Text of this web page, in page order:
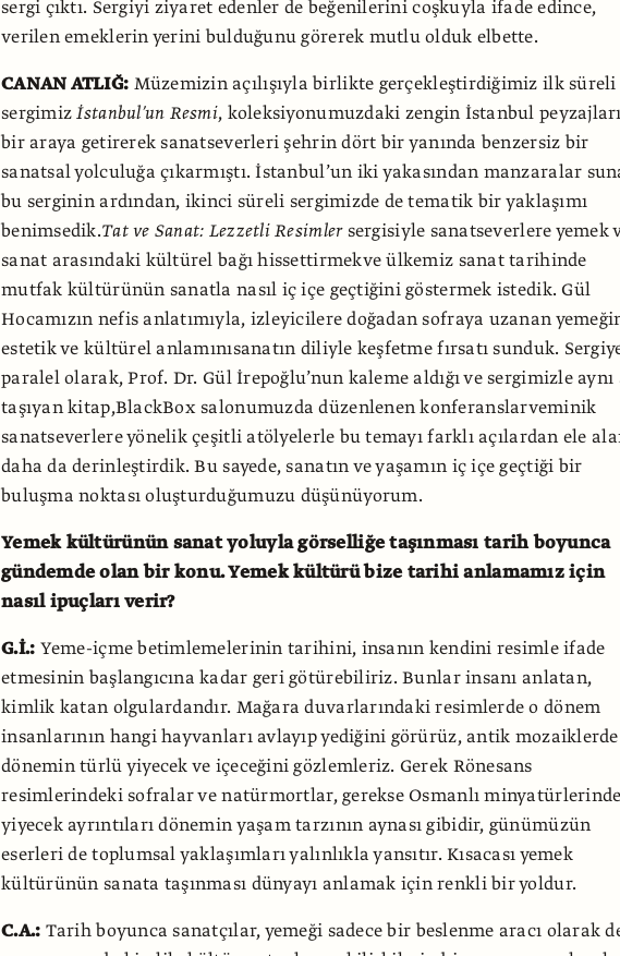
sergi çıktı. Sergiyi ziyaret edenler de beğenilerini coşkuyla ifade edince,
verilen emeklerin yerini bulduğunu görerek mutlu olduk elbette.
CANAN ATLIĞ: Müzemizin açılışıyla birlikte gerçekleştirdiğimiz ilk süreli
sergimizİstanbul’un Resmi, koleksiyonumuzdaki zengin İstanbul
bir araya getirerek sanatseverleri şehrin dört bir yanında benzersiz bir
sanatsal yolculuğa çıkarmıştı. İstanbul’un iki yakasından manzaralar
bu serginin ardından, ikinci süreli sergimizde de tematik bir yaklaşımı
benimsedik.Tat ve Sanat: Lezzetli Resimlersergisiyle sanatseverlere yemek
sanat arasındaki kültürel bağı hissettirmekve ülkemiz sanat tarihinde
mutfak kültürünün sanatla nasıl iç içe geçtiğini göstermek istedik. Gül
Hocamızın nefis anlatımıyla, izleyicilere doğadan sofraya uzanan
estetik ve kültürel anlamınısanatın diliyle keşfetme fırsatı sunduk.
paralel olarak, Prof. Dr. Gül İrepoğlu’nun kaleme aldığı ve sergimizle aynı
taşıyan kitap,BlackBox salonumuzda düzenlenen konferanslarveminik
sanatseverlere yönelik çeşitli atölyelerle bu temayı farklı açılardan ele
daha da derinleştirdik. Bu sayede, sanatın ve yaşamın iç içe geçtiği bir
buluşma noktası oluşturduğumuzu düşünüyorum.
Yemek kültürünün sanat yoluyla görselliğe taşınması tarih boyunca
gündemde olan bir konu. Yemek kültürü bize tarihi anlamamız için
nasıl ipuçları verir?
G.İ.: Yeme-içme betimlemelerinin tarihini, insanın kendini resimle ifade
etmesinin başlangıcına kadar geri götürebiliriz. Bunlar insanı anlatan,
kimlik katan olgulardandır. Mağara duvarlarındaki resimlerde o dönem
insanlarının hangi hayvanları avlayıp yediğini görürüz, antik
dönemin türlü yiyecek ve içeceğini gözlemleriz. Gerek Rönesans
resimlerindeki sofralar ve natürmortlar, gerekse Osmanlı
yiyecek ayrıntıları dönemin yaşam tarzının aynası gibidir, günümüzün
eserleri de toplumsal yaklaşımları yalınlıkla yansıtır. Kısacası yemek
kültürünün sanata taşınması dünyayı anlamak için renkli bir yoldur.
C.A.: Tarih boyunca sanatçılar, yemeği sadece bir beslenme aracı olarak